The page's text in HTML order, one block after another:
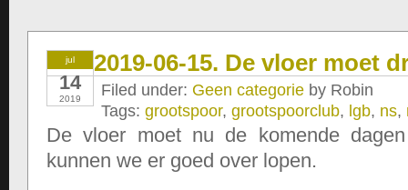
jul
14
2019
2019-06-15. De vloer moet
Filed under: Geen categorie by Robin
Tags: grootspoor, grootspoorclub, lgb, ns,
De vloer moet nu de komende
kunnen we er goed over lopen.